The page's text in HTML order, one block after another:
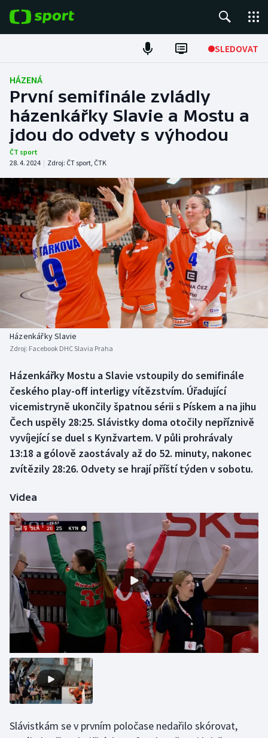
SLEDOVAT
Fotbal
Hokej
Tenis
Atletika
Cyklistika
DALŠÍ SPORTY
Americký fotbal
Baseball a softbal
Basketbal
Biatlon
Box
Curling
Dostihy
Florbal
Golf
Gymnastika
Házená
Jezdectví
Judo
Krasobruslení
NEPŘEHLÉDNĚTE
Soutěže
Historické návraty
Aplikace ČT sport
HÁZENÁ
První semifinále zvládly
házenkářky Slavie a Mostu a
jdou do odvety s výhodou
ČT sport
28. 4. 2024 | Zdroj: ČT sport, ČTK
Házenkářky Slavie
Zdroj: Facebook DHC Slavia Praha
Házenkářky Mostu a Slavie vstoupily do semifinále
českého play-off interligy vítězstvím. Úřadující
vicemistryně ukončily špatnou sérii s Pískem a na jihu
Čech uspěly 28:25. Slávistky doma otočily nepříznivě
vyvíjející se duel s Kynžvartem. V půli prohrávaly
13:18 a gólově zaostávaly až do 52. minuty, nakonec
zvítězily 28:26. Odvety se hrají příští týden v sobotu.
Videa
Slávistkám se v prvním poločase nedařilo skórovat,